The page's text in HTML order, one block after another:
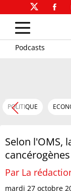
Podcasts
POLITIQUE
Selon l'OMS,
cancérogènes
Par La
mardi 27 octobre